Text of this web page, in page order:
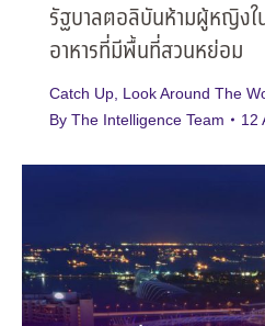
รัฐบาลตอลิบันห้ามผู้หญิงใ
อาหารที่มีพื้นที่สวนหย่อม
Catch Up Look Around The
By The Intelligence Team 12